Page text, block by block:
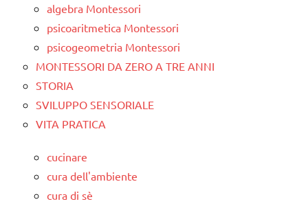
algebra Montessori
psicoaritmetica Montessori
psicogeometria Montessori
MONTESSORI DA ZERO A TRE ANNI
STORIA
SVILUPPO SENSORIALE
VITA PRATICA
cucinare
cura dell'ambiente
cura di sè